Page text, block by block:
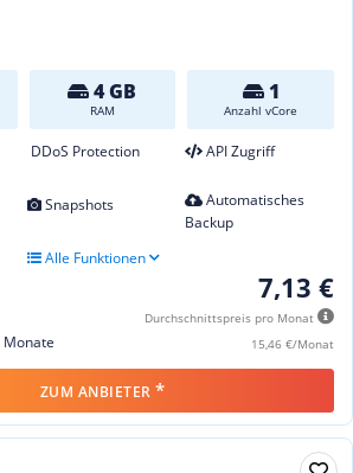
4 GB
RAM
1
Anzahl vCore
DDoS Protection API Zugriff
Snapshots
Automatisches
Backup
Alle Funktionen
7,13 €
Durchschnittspreis pro Monat
15,46 €/Monat
ZUM ANBIETER *